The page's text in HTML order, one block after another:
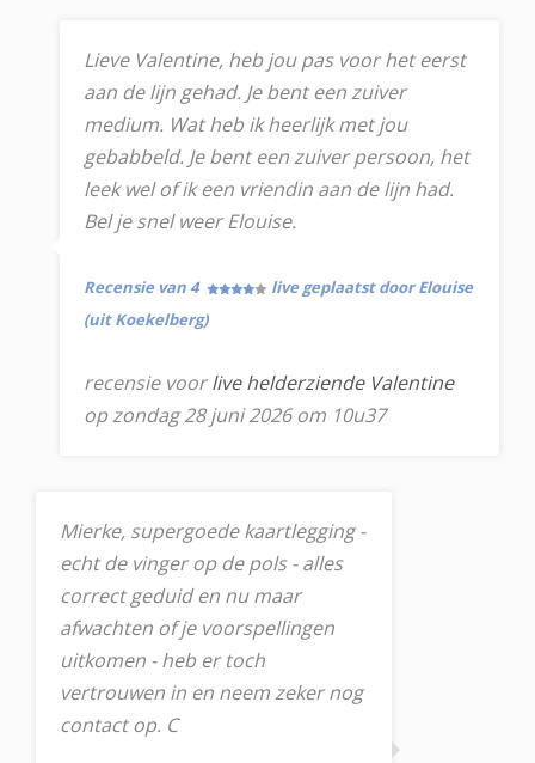
Lieve Valentine, heb jou pas voor het eerst
aan de lijn gehad. Je bent een zuiver
medium. Wat heb ik heerlijk met jou
gebabbeld. Je bent een zuiver persoon, het
leek wel of ik een vriendin aan de lijn had.
Bel je snel weer Elouise.
Recensie van 4
live geplaatst door Elouise
(uit Koekelberg)
recensie voorlive helderziende Valentine
op zondag 28 juni 2026 om 10u37
Mierke, supergoede kaartlegging -
echt de vinger op de pols - alles
correct geduid en nu maar
afwachten of je voorspellingen
uitkomen - heb er toch
vertrouwen in en neem zeker nog
contact op. C